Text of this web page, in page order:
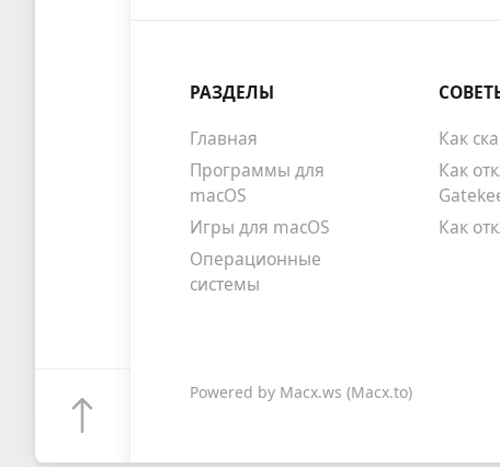
РАЗДЕЛЫ
Главная
Программы для
macOS
Игры для macOS
Операционные
системы
Как
Как
Как
Powered by Macx.ws (Macx.to)